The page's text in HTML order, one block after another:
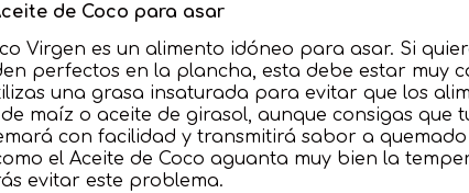
de Coco para asar
Virgen es un alimento idóneo para asar. Si
perfectos en la plancha, esta debe estar muy
una grasa insaturada para evitar que los
maíz o aceite de girasol, aunque consigas que
con facilidad y transmitirá sabor a
el Aceite de Coco aguanta muy bien la
evitar este problema.